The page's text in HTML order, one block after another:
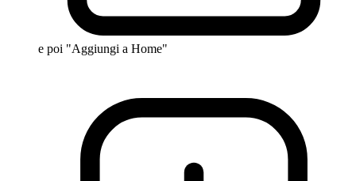
e poi "Aggiungi a Home"